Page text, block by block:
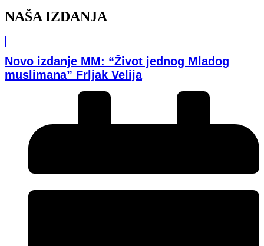
NAŠA IZDANJA
Novo izdanje MM: “Život jednog Mladog
muslimana” Frljak Velija